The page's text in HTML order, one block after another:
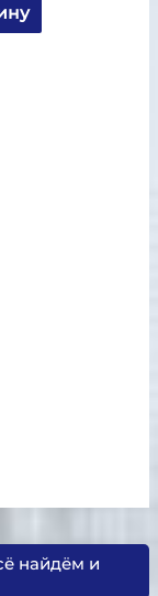
найдём и